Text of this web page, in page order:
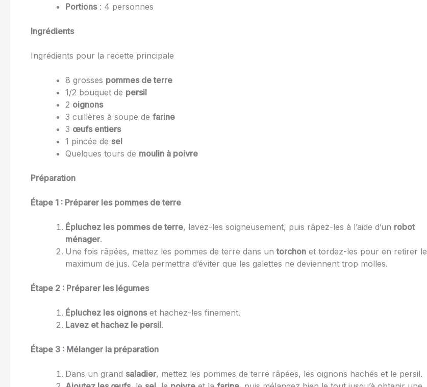
Portions: 4 personnes
Ingrédients
Ingrédients pour la recette principale
8 grosses pommes de terre
1/2 bouquet de persil
2 oignons
3 cuillères à soupe de farine
3 œufs entiers
1 pincée de sel
Quelques tours de moulin à poivre
Préparation
Étape 1 : Préparer les pommes de terre
Épluchez les pommes de terre, lavez-les soigneusement, puis râpez-les à l’aide d’un robot
ménager.
Une fois râpées, mettez les pommes de terre dans untorchon et tordez-les pour en retirer le
maximum de jus. Cela permettra d’éviter que les galettes ne deviennent trop molles.
Étape 2 : Préparer les légumes
Épluchez les oignonset hachez-les finement.
Lavez et hachez le persil.
Étape 3 : Mélanger la préparation
Dans un grand saladier, mettez les pommes de terre râpées, les oignons hachés et le persil.